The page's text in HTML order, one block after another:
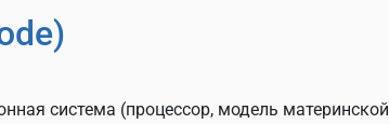
система (процессор, модель материнской